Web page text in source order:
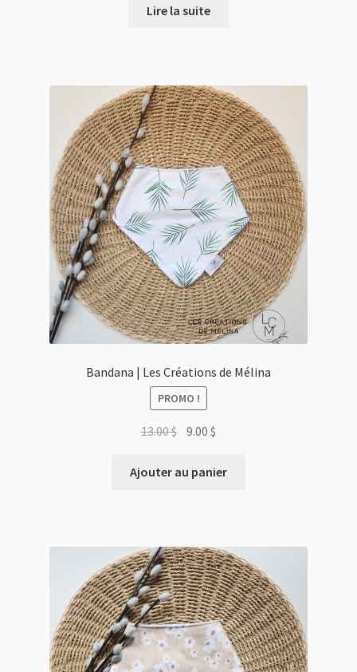
Lire la suite
Bandana | Les Créations de Mélina
PROMO !
13.00$ Le
initial
9.00$
actuel
Ajouter au panier